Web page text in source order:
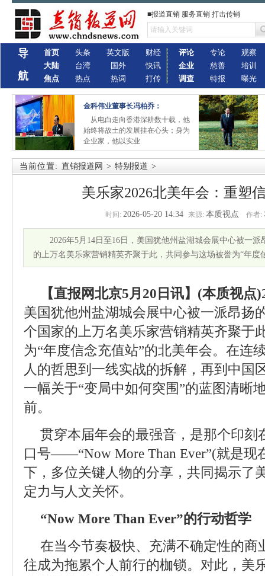
■报道直销 服务直销 打击传销
导
航
首页
大陆
焦点
头条
台湾
热点
英文版
国外
热词
财经
快讯
打传
评论
企业
调查
专论
慈善
特报
观察
培训
曝光
金科伟业董事长冯柏乔：
从电白走向香港深耕数十载，他
始终将故土的发展挂在心头；身为
企业家，他以实业
当前位置: 直销报道网 > 特别报道 >
美乐家2026北美年会：重塑
时间: 2026-05-20 14:34 来源: 本质视点 作者:
2026年5月14日至16日，美国犹他州盐湖城会展中心被一
的上万名美乐家营销精英齐聚于此，共同参与这场被誉为“年度
【直报网北京5月20日讯】(本质视点)
美国犹他州盐湖城会展中心被一派昂扬
个国家的上万名美乐家营销精英齐聚于
为“年度信念充值站”的北美年会。在连
人的哲思到一线实战的拆解，再到中国
一幅关于“变局中如何突围”的蓝图清晰
前。
贯穿本届年会的最强音，是那个印刻
口号——“Now More Than Ever”(就是现
下，多位关键人物的分享，共同揭示了
定力与人文关怀。
“Now More Than Ever”的行动哲学
在当今节奏极快、充满不确定性的商
往成为拖累个人前行的枷锁。对此，美